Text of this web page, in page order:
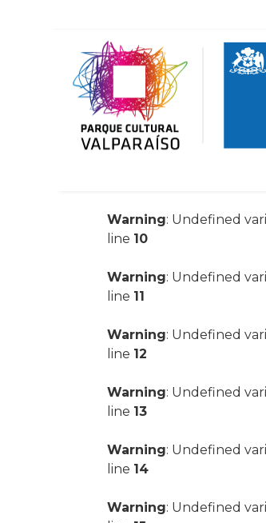
Warning: Undefined
line 10
Warning: Undefined
line 11
Warning: Undefined
line 12
Warning: Undefined
line 13
Warning: Undefined
line 14
Warning: Undefined